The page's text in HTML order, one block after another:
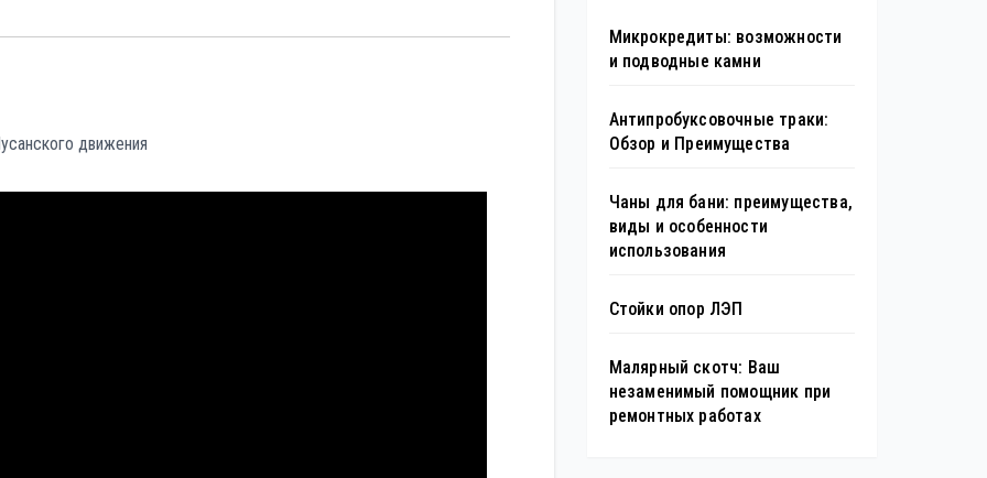
Микрокредиты: возможности
и подводные камни
Антипробуксовочные траки:
Обзор и Преимущества
Чаны для бани: преимущества,
виды и особенности
использования
Стойки опор ЛЭП
Малярный скотч: Ваш
незаменимый помощник при
ремонтных работах